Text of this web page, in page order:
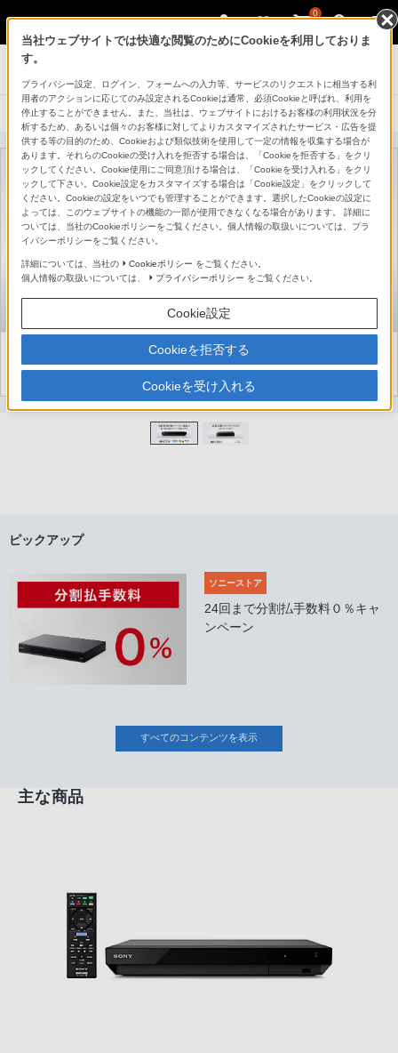
0
ブルーレイディスクプレーヤー／DVDプレー
ヤー
製品に関する重要なお知らせ
ピックアップ
ソニーストア
24回まで分割払手数料０％キャ
ンペーン
すべてのコンテンツを表示
主な商品
当社ウェブサイトでは快適な閲覧のためにCookieを利用しておりま
す。
プライバシー設定、ログイン、フォームへの入力等、サービスのリクエストに相当する利
用者のアクションに応じてのみ設定されるCookieは通常、必須Cookieと呼ばれ、利用を
停止することができません。また、当社は、ウェブサイトにおけるお客様の利用状況を分
析するため、あるいは個々のお客様に対してよりカスタマイズされたサービス・広告を提
供する等の目的のため、Cookieおよび類似技術を使用して一定の情報を収集する場合が
あります。それらのCookieの受け入れを拒否する場合は、「Cookieを拒否する」をクリ
ックしてください。Cookie使用にご同意頂ける場合は、「Cookieを受け入れる」をクリ
ックして下さい。Cookie設定をカスタマイズする場合は「Cookie設定」をクリックして
ください。Cookieの設定をいつでも管理することができます。選択したCookieの設定に
よっては、このウェブサイトの機能の一部が使用できなくなる場合があります。 詳細に
ついては、当社のCookieポリシーをご覧ください。個人情報の取扱いについては、プラ
イバシーポリシーをご覧ください。
詳細については、当社の Cookieポリシー をご覧ください。
個人情報の取扱いについては、
プライバシーポリシー をご覧ください。
Cookie設定
Cookieを拒否する
Cookieを受け入れる